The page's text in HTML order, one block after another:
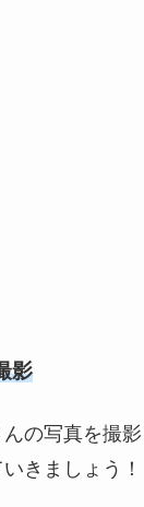
影
の写真を撮
きましょう！